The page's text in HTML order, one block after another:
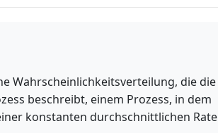
Wahrscheinlichkeitsverteilung, die die
beschreibt, einem Prozess, in dem
konstanten durchschnittlichen Rate